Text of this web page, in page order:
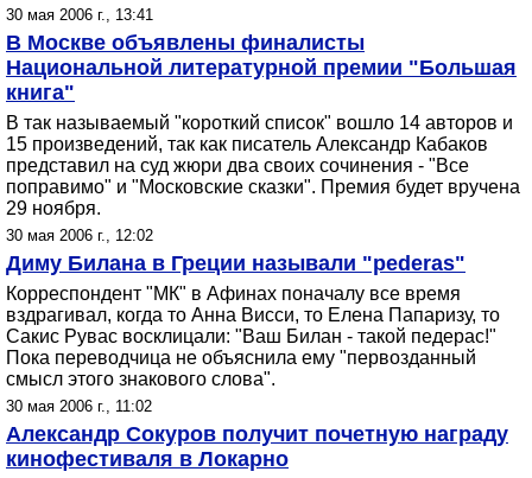
30 мая 2006 г., 13:41
В Москве объявлены финалисты
Национальной литературной премии "Большая
книга"
В так называемый "короткий список" вошло 14 авторов и
15 произведений, так как писатель Александр Кабаков
представил на суд жюри два своих сочинения - "Все
поправимо" и "Московские сказки". Премия будет вручена
29 ноября.
30 мая 2006 г., 12:02
Диму Билана в Греции называли "pеdеras"
Корреспондент "МК" в Афинах поначалу все время
вздрагивал, когда то Анна Висси, то Елена Папаризу, то
Сакис Рувас восклицали: "Ваш Билан - такой педерас!"
Пока переводчица не объяснила ему "первозданный
смысл этого знакового слова".
30 мая 2006 г., 11:02
Александр Сокуров получит почетную награду
кинофестиваля в Локарно